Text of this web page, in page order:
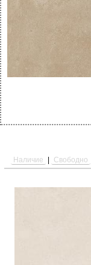
Наличие Свободно